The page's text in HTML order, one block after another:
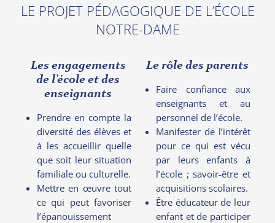
LE PROJET PÉDAGOGIQUE DE L’ÉCOLE
NOTRE-DAME
Les engagements
de l’école et des
enseignants
Prendre en compte la
diversité des élèves et
à les accueillir quelle
que soit leur situation
familiale ou culturelle.
Mettre en œuvre tout
ce qui peut favoriser
l’épanouissement
Le rôle des parents
Faire confiance aux
enseignants et au
personnel de l’école.
Manifester de l’intérêt
pour ce qui est vécu
par leurs enfants à
l’école ; savoir-être et
acquisitions scolaires.
Être éducateur de leur
enfant et de participer